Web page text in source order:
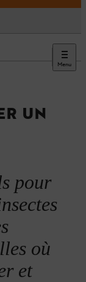
Menu
UN
pour
où
et